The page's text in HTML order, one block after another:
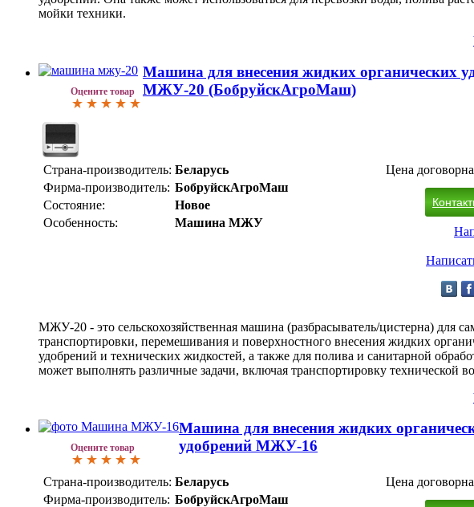
мойки техники.
Оцените товар
Машина для внесения жидких органических
МЖУ-20 (БобруйскАгроМаш)
Страна-производитель: Беларусь
Фирма-производитель: БобруйскАгроМаш
Состояние:
Новое
Особенность:
Машина МЖУ
Цена
МЖУ-20 - это сельскохозяйственная машина (разбрасыватель/цистерна) для
транспортировки, перемешивания и поверхностного внесения жидких
удобрений и технических жидкостей, а также для полива и санитарной
может выполнять различные задачи, включая транспортировку технической
Оцените товар
Машина для внесения жидких
удобрений МЖУ-16
Страна-производитель: Беларусь
Фирма-производитель: БобруйскАгроМаш
Цена